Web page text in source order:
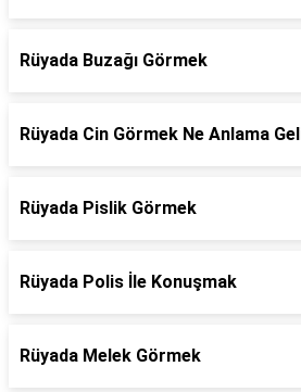
Rüyada Buzağı Görmek
Rüyada Cin Görmek Ne Anlama
Rüyada Pislik Görmek
Rüyada Polis İle Konuşmak
Rüyada Melek Görmek